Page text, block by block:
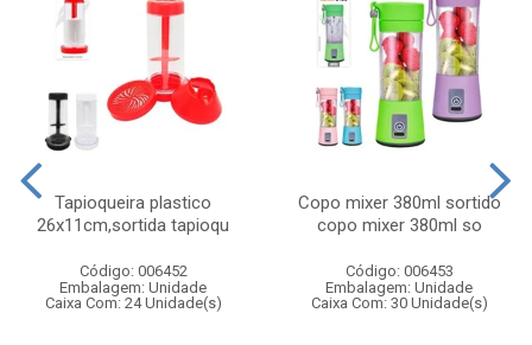
Tapioqueira plastico
26x11cm,sortida tapioqu
Código: 006452
Embalagem: Unidade
Caixa Com: 24 Unidade(s)
Copo mixer 380ml sortido
copo mixer 380ml so
Código: 006453
Embalagem: Unidade
Caixa Com: 30 Unidade(s)